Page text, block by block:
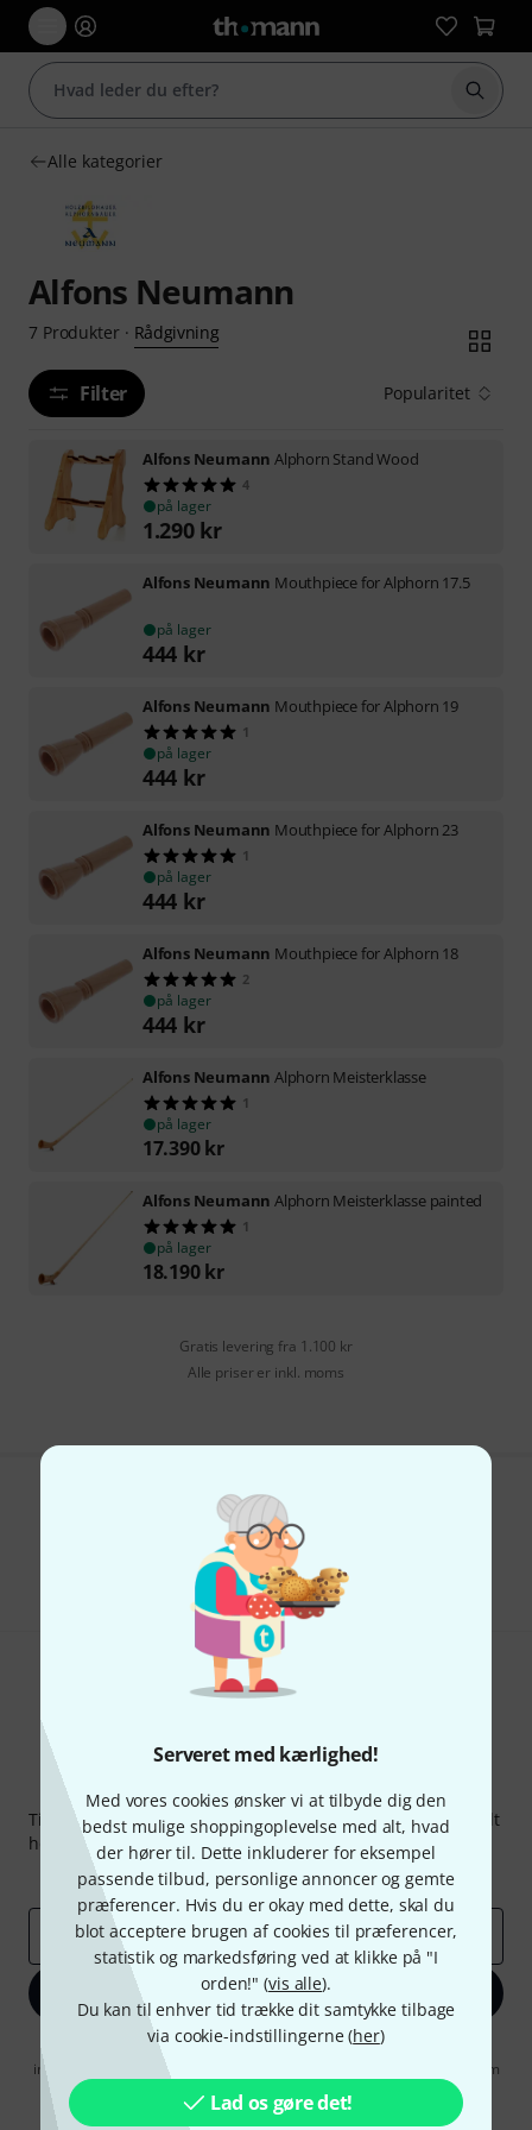
Serveret med kærlighed!
Med vores cookies ønsker vi at tilbyde dig den
bedst mulige shoppingoplevelse med alt, hvad
der hører til. Dette inkluderer for eksempel
passende tilbud, personlige annoncer og gemte
præferencer. Hvis du er okay med dette, skal du
blot acceptere brugen af cookies til præferencer,
statistik og markedsføring ved at klikke på "I
orden!" (vis alle).
Du kan til enhver tid trække dit samtykke tilbage
via cookie-indstillingerne (her)
Lad os gøre det!
Start
Alle kategorier
Alfons Neumann
7 Produkter· Rådgivning
Filter Popularitet
Alfons Neumann Alphorn Stand Wood
4
på lager
1.290 kr
Alfons Neumann Mouthpiece for Alphorn 17.5
på lager
444 kr
Alfons Neumann Mouthpiece for Alphorn 19
1
på lager
444 kr
Alfons Neumann Mouthpiece for Alphorn 23
1
på lager
444 kr
Alfons Neumann Mouthpiece for Alphorn 18
2
på lager
444 kr
Alfons Neumann Alphorn Meisterklasse
1
på lager
17.390 kr
Alfons Neumann Alphorn Meisterklasse painted
1
på lager
18.190 kr
Gratis levering fra 1.100 kr
Alle priser er inkl. moms
Kan du lide det du ser?
Hjælp og feedback
Thomann Newsletter
Tilmeld dig Thomann Nyhedsbrevet på engelsk og med lidt
held kan du vinde en af50 gavekort hver værdi 50 €
Inspirerende bidrag
Tilbud Thomann-indsigter
Email adresse*
Tilmeld dig nu
Når jeg klikker på "Tilmeld dig nu", erklærer jeg mig samtidig
indforstået med at modtage e-mail-reklame. Dette tilsagn kan når som
helst trækkes tilbage. Find yderligere informationer i vores
informationer om databeskyttelse